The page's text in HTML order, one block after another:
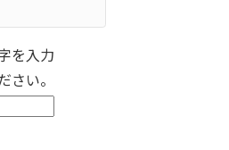
を入力
さい。